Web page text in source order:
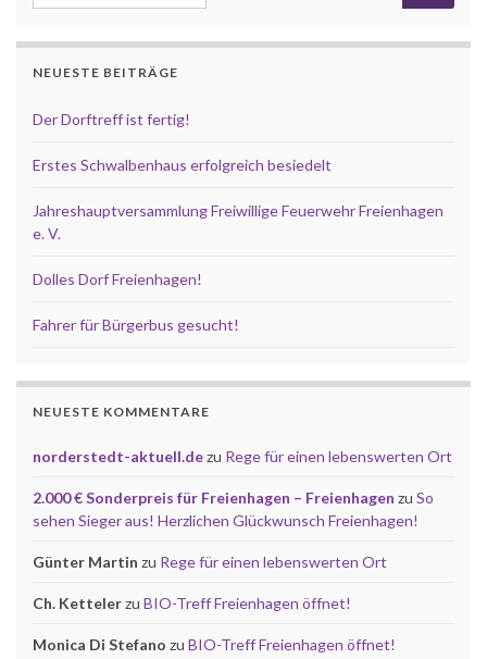
NEUESTE BEITRÄGE
Der Dorftreff ist fertig!
Erstes Schwalbenhaus erfolgreich besiedelt
Jahreshauptversammlung Freiwillige Feuerwehr Freienhagen
e. V.
Dolles Dorf Freienhagen!
Fahrer für Bürgerbus gesucht!
NEUESTE KOMMENTARE
norderstedt-aktuell.dezu Rege für einen lebenswerten Ort
2.000 € Sonderpreis für Freienhagen – Freienhagen zu So
sehen Sieger aus! Herzlichen Glückwunsch Freienhagen!
Günter Martin zu Rege für einen lebenswerten Ort
Ch. Kettelerzu BIO-Treff Freienhagen öffnet!
Monica Di Stefano zu BIO-Treff Freienhagen öffnet!